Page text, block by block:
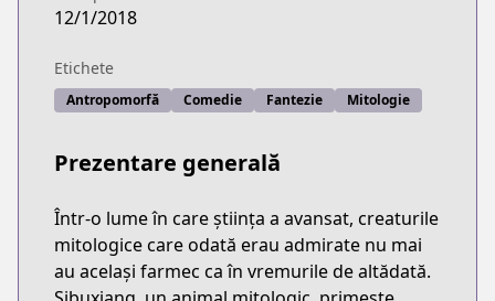
12/1/2018
Etichete
Antropomorfă Comedie Fantezie Mitologie
Prezentare generală
Într-o lume în care știința a avansat, creaturile
mitologice care odată erau admirate nu mai
au același farmec ca în vremurile de altădată.